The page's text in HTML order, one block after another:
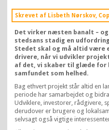
Skrevet af Lisbeth Nørskov,
Det virker næsten banalt –
stedsans stadig en
Stedet skal og må altid være
drivere, når vi udvikler
af det, vi skaber til glæde for
samfundet som helhed.
Bag ethvert projekt står altid en
periode har samarbejdet og
Udviklere, investorer, rådgivere,
derudover er brugere og
selvsagt også vigtige